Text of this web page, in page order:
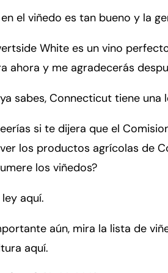
el viñedo es tan bueno y la
White es un vino
ahora y me agradecerás
sabes, Connecticut tiene una
si te dijera que el
los productos agrícolas de
los viñedos?
aquí.
aún, mira la lista de
aquí.